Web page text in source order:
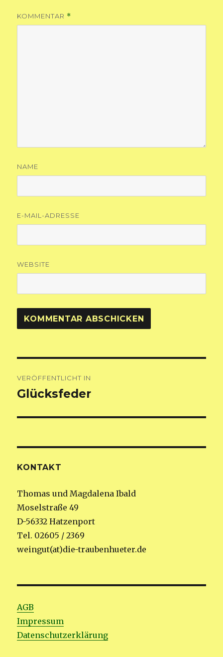
KOMMENTAR *
NAME
E-MAIL-ADRESSE
WEBSITE
VERÖFFENTLICHT IN
Glücksfeder
KONTAKT
Thomas und Magdalena Ibald
Moselstraße 49
D-56332 Hatzenport
Tel. 02605 / 2369
weingut(at)die-traubenhueter.de
AGB
Impressum
Datenschutzerklärung